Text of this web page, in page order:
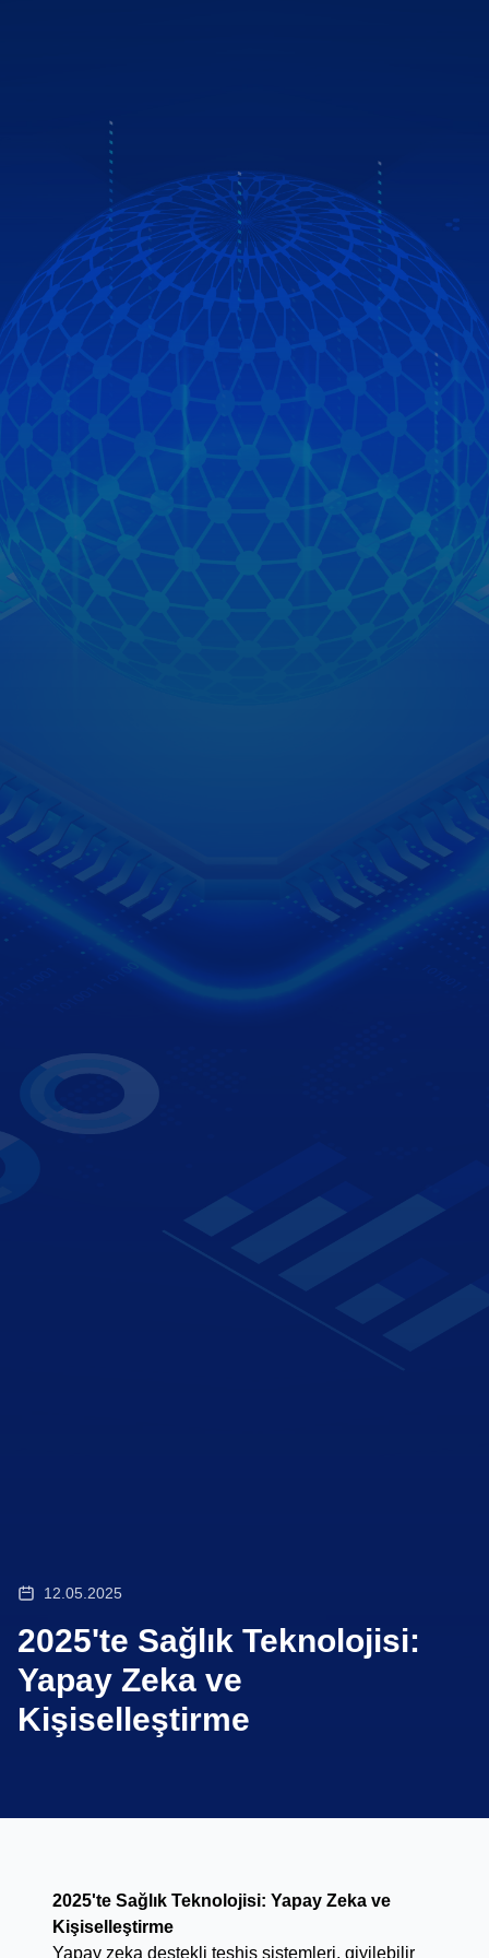
12.05.2025
2025'te Sağlık Teknolojisi:
Yapay Zeka ve
Kişiselleştirme
2025'te Sağlık Teknolojisi: Yapay Zeka ve
Kişiselleştirme
Yapay zeka destekli teşhis sistemleri, giyilebilir